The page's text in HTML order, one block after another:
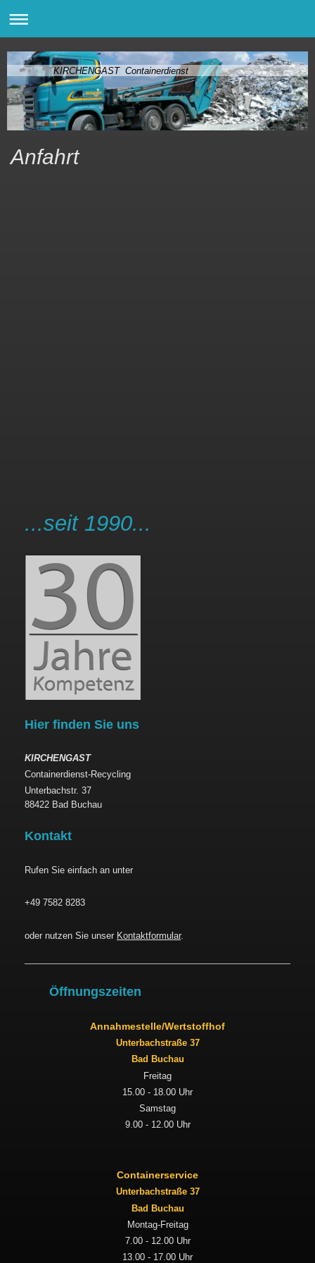
KIRCHENGAST Containerdienst
Anfahrt
...seit 1990...
Hier finden Sie uns
KIRCHENGAST
Containerdienst-Recycling
Unterbachstr. 37
88422 Bad Buchau
Kontakt
Rufen Sie einfach an unter
+49 7582 8283
oder nutzen Sie unser Kontaktformular.
Öffnungszeiten
Annahmestelle/Wertstoffhof
Unterbachstraße 37
Bad Buchau
Freitag
15.00 - 18.00 Uhr
Samstag
9.00 - 12.00 Uhr
Containerservice
Unterbachstraße 37
Bad Buchau
Montag-Freitag
7.00 - 12.00 Uhr
13.00 - 17.00 Uhr